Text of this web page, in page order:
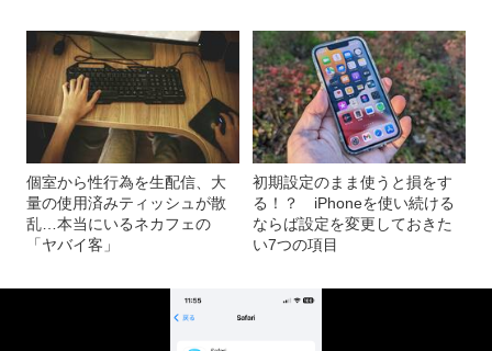
個室から性行為を生配信、大
量の使用済みティッシュが散
乱…本当にいるネカフェの
「ヤバイ客」
初期設定のまま使うと損をす
る！？ iPhoneを使い続ける
ならば設定を変更しておきた
い7つの項目